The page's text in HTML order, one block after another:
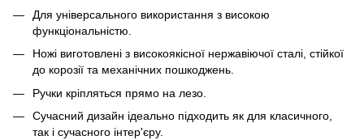
Для універсального використання з високою
функціональністю.
Ножі виготовлені з високоякісної нержавіючої сталі, стійкої
до корозії та механічних пошкоджень.
Ручки кріпляться прямо на лезо.
Сучасний дизайн ідеально підходить як для класичного,
так і сучасного інтер'єру.